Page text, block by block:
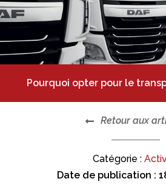
Pourquoi opter pour le
Retour aux
Catégorie :
Date de publication :